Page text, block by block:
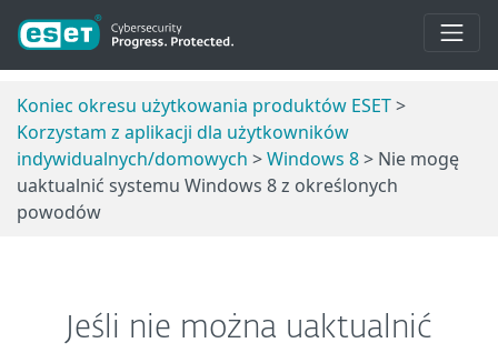
Koniec okresu użytkowania produktów ESET>
Korzystam z aplikacji dla użytkowników
indywidualnych/domowych >Windows 8> Nie mogę
uaktualnić systemu Windows 8 z określonych
powodów
Jeśli nie można uaktualnić